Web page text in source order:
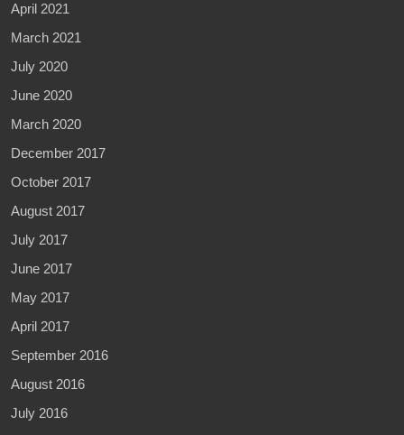
April 2021
March 2021
July 2020
June 2020
March 2020
December 2017
October 2017
August 2017
July 2017
June 2017
May 2017
April 2017
September 2016
August 2016
July 2016